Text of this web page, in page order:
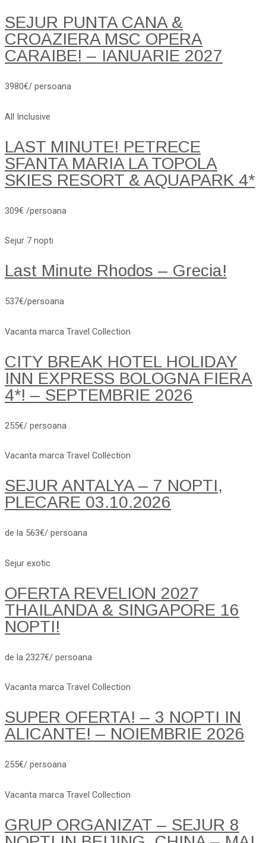
SEJUR PUNTA CANA &
CROAZIERA MSC OPERA
CARAIBE! – IANUARIE 2027
3980€/ persoana
All Inclusive
LAST MINUTE! PETRECE
SFANTA MARIA LA TOPOLA
SKIES RESORT & AQUAPARK 4*
309€ /persoana
Sejur 7 nopti
Last Minute Rhodos – Grecia!
537€/persoana
Vacanta marca Travel Collection
CITY BREAK HOTEL HOLIDAY
INN EXPRESS BOLOGNA FIERA
4*! – SEPTEMBRIE 2026
255€/ persoana
Vacanta marca Travel Collection
SEJUR ANTALYA – 7 NOPTI,
PLECARE 03.10.2026
de la 563€/ persoana
Sejur exotic
OFERTA REVELION 2027
THAILANDA & SINGAPORE 16
NOPTI!
de la 2327€/ persoana
Vacanta marca Travel Collection
SUPER OFERTA! – 3 NOPTI IN
ALICANTE! – NOIEMBRIE 2026
255€/ persoana
Vacanta marca Travel Collection
GRUP ORGANIZAT – SEJUR 8